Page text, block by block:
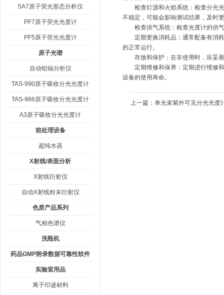
SA7原子荧光形态分析仪
PF7原子荧光光度计
PF5原子荧光光度计
原子光谱
自动铅镉分析仪
TAS-990原子吸收分光光度计
TAS-986原子吸收分光光度计
A3原子吸收分光光度计
前处理设备
超纯水器
X射线/表面分析
X射线衍射仪
自动X射线粉末衍射仪
色质产品系列
气相色谱仪
洗瓶机
药品GMP附录数据可靠性软件
实验室用品
离子印迹材料
检查灯源和火焰系统：检查分光光
不稳定，可能会影响测试结果，及时
检查供气系统：检查光度计的供气
定期更换消耗品：通常配备有消耗
的正常运行。
存放和保护：在非使用时，应妥善
定期维修和保养：定期进行维修和
设备的使用寿命。
上一篇： 单光束紫外可见分光光度